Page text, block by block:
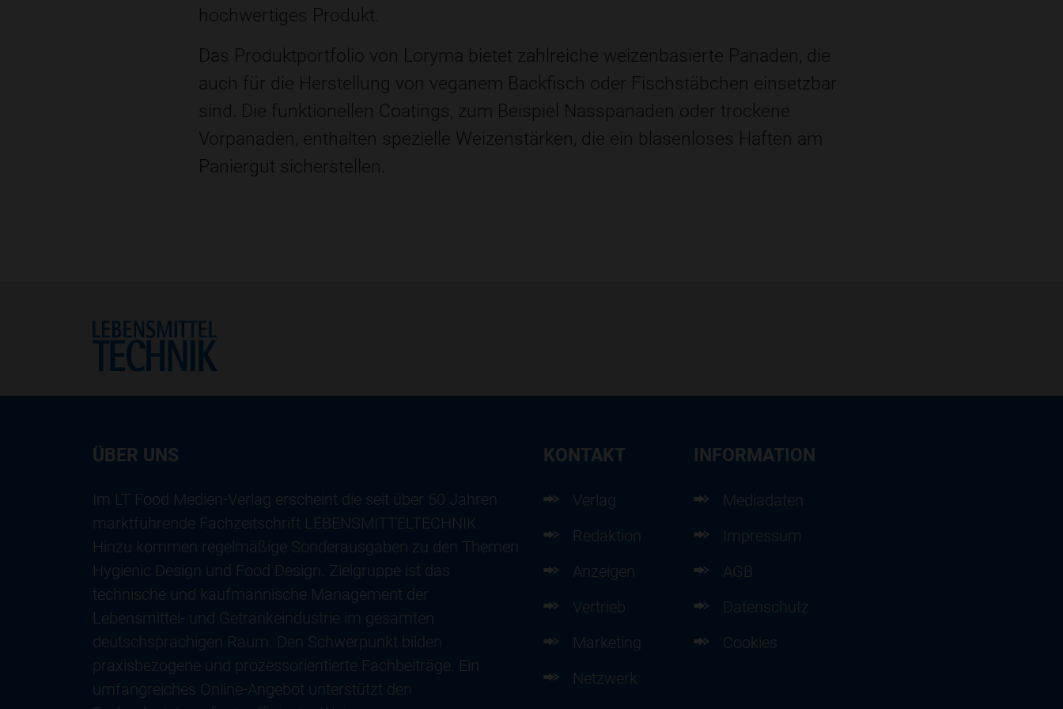
hochwertiges Produkt.
Das Produktportfolio von Loryma bietet zahlreiche weizenbasierte Panaden, die
auch für die Herstellung von veganem Backfisch oder Fischstäbchen einsetzbar
sind. Die funktionellen Coatings, zum Beispiel Nasspanaden oder trockene
Vorpanaden, enthalten spezielle Weizenstärken, die ein blasenloses Haften am
Paniergut sicherstellen.
Home
ÜBER UNS
Im LT Food Medien-Verlag erscheint die seit über 50 Jahren
marktführende Fachzeitschrift LEBENSMITTELTECHNIK.
Hinzu kommen regelmäßige Sonderausgaben zu den Themen
Hygienic Design und Food Design. Zielgruppe ist das
technische und kaufmännische Management der
Lebensmittel- und Getränkeindustrie im gesamten
deutschsprachigen Raum. Den Schwerpunkt bilden
praxisbezogene und prozessorientierte Fachbeiträge. Ein
umfangreiches Online-Angebot unterstützt den
KONTAKT
Verlag
Redaktion
Anzeigen
Vertrieb
Marketing
Netzwerk
INFORMATION
Mediadaten
Impressum
AGB
Datenschutz
Cookies